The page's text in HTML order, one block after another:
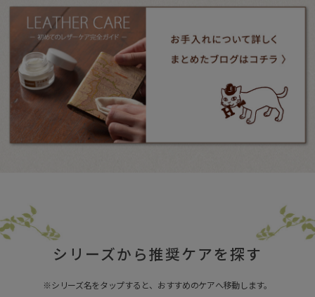
シリーズから推奨ケアを探す
※シリーズ名をタップすると、おすすめのケアへ移動します。